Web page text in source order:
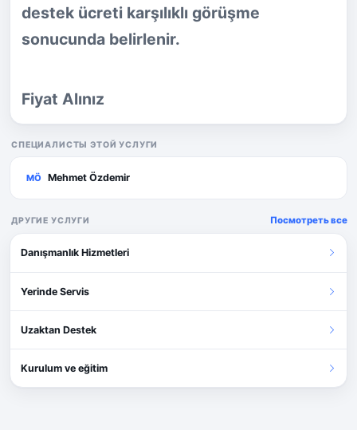
destek ücreti karşılıklı görüşme
sonucunda belirlenir.
Fiyat Alınız
СПЕЦИАЛИСТЫ ЭТОЙ УСЛУГИ
MÖ Mehmet Özdemir
ДРУГИЕ УСЛУГИ Посмотреть все
Danışmanlık Hizmetleri
Yerinde Servis
Uzaktan Destek
Kurulum ve eğitim